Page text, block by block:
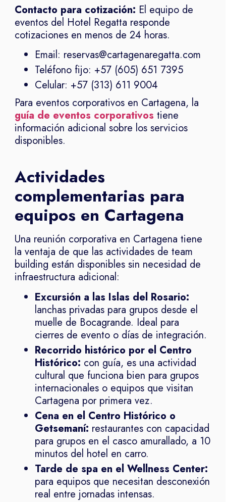
Contacto para cotización: El equipo de
eventos del Hotel Regatta responde
cotizaciones en menos de 24 horas.
Email: reservas@cartagenaregatta.com
Teléfono fijo: +57 (605) 651 7395
Celular: +57 (313) 611 9004
Para eventos corporativos en Cartagena, la
guía de eventos corporativos tiene
información adicional sobre los servicios
disponibles.
Actividades
complementarias para
equipos en Cartagena
Una reunión corporativa en Cartagena tiene
la ventaja de que las actividades de team
building están disponibles sin necesidad de
infraestructura adicional:
Excursión a las Islas del Rosario:
lanchas privadas para grupos desde el
muelle de Bocagrande. Ideal para
cierres de evento o días de integración.
Recorrido histórico por el Centro
Histórico: con guía, es una actividad
cultural que funciona bien para grupos
internacionales o equipos que visitan
Cartagena por primera vez.
Cena en el Centro Histórico o
Getsemaní: restaurantes con capacidad
para grupos en el casco amurallado, a 10
minutos del hotel en carro.
Tarde de spa en el Wellness Center:
para equipos que necesitan desconexión
real entre jornadas intensas.